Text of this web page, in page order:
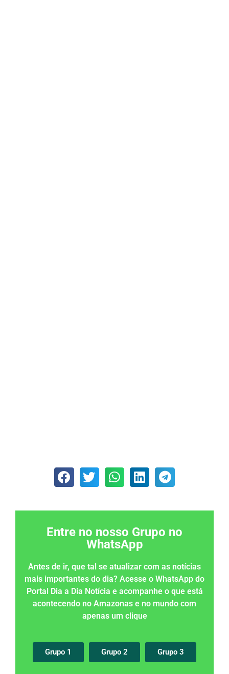
Entre no nosso Grupo no
WhatsApp
Antes de ir, que tal se atualizar com as notícias
mais importantes do dia? Acesse o WhatsApp do
Portal Dia a Dia Notícia e acompanhe o que está
acontecendo no Amazonas e no mundo com
apenas um clique
Grupo 1 Grupo 2 Grupo 3